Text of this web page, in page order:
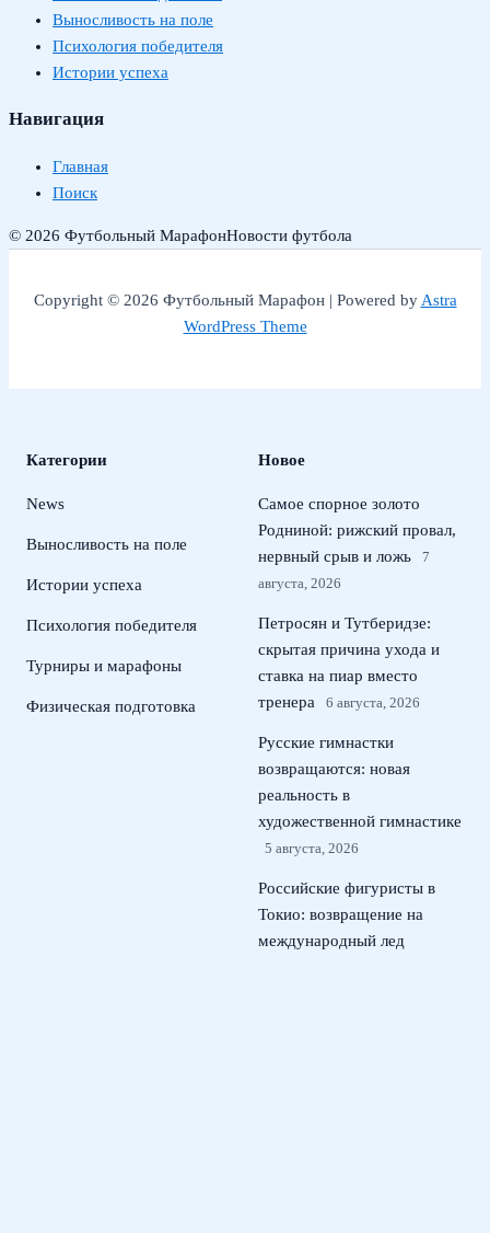
Выносливость на поле
Психология победителя
Истории успеха
Навигация
Главная
Поиск
© 2026 Футбольный МарафонНовости футбола
Copyright © 2026 Футбольный Марафон | Powered byAstra
WordPress Theme
Категории
News
Выносливость на поле
Истории успеха
Психология победителя
Турниры и марафоны
Физическая подготовка
Новое
Самое спорное золото
Родниной: рижский провал,
нервный срыв и ложь
7
августа, 2026
Петросян и Тутберидзе:
скрытая причина ухода и
ставка на пиар вместо
тренера
6 августа, 2026
Русские гимнастки
возвращаются: новая
реальность в
художественной гимнастике
5 августа, 2026
Российские фигуристы в
Токио: возвращение на
международный лед